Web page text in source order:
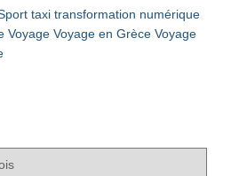
taxi transformation numérique
Voyage Voyage en Grèce Voyage